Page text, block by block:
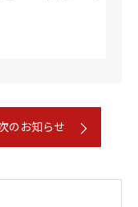
のお知らせ